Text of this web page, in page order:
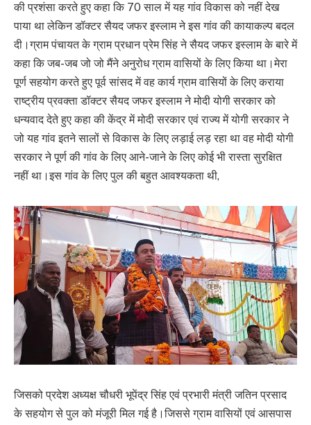
की प्रशंसा करते हुए कहा कि 70 साल में यह गांव विकास को नहीं देख
पाया था लेकिन डॉक्टर सैयद जफर इस्लाम ने इस गांव की कायाकल्प बदल
दी।ग्राम पंचायत के ग्राम प्रधान प्रेम सिंह ने सैयद जफर इस्लाम के बारे में
कहा कि जब-जब जो जो मैंने अनुरोध ग्राम वासियों के लिए किया था।मेरा
पूर्ण सहयोग करते हुए पूर्व सांसद में वह कार्य ग्राम वासियों के लिए कराया
राष्ट्रीय प्रवक्ता डॉक्टर सैयद जफर इस्लाम ने मोदी योगी सरकार को
धन्यवाद देते हुए कहा की केंद्र में मोदी सरकार एवं राज्य में योगी सरकार ने
जो यह गांव इतने सालों से विकास के लिए लड़ाई लड़ रहा था वह मोदी योगी
सरकार ने पूर्ण की गांव के लिए आने-जाने के लिए कोई भी रास्ता सुरक्षित
नहीं था।इस गांव के लिए पुल की बहुत आवश्यकता थी,
जिसको प्रदेश अध्यक्ष चौधरी भूपेंद्र सिंह एवं प्रभारी मंत्री जतिन प्रसाद
के सहयोग से पुल को मंजूरी मिल गई है।जिससे ग्राम वासियों एवं आसपास